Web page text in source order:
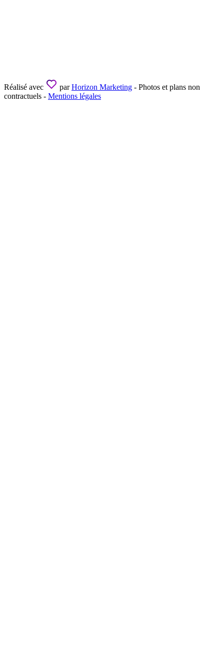
Réalisé avec parHorizon Marketing - Photos et plans non
contractuels - Mentions légales